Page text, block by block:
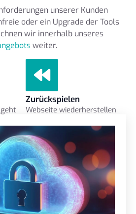
unserer Kunden
oder ein Upgrade der Tools
wir innerhalb unseres
weiter.
Zurückspielen
Webseite wiederherstellen